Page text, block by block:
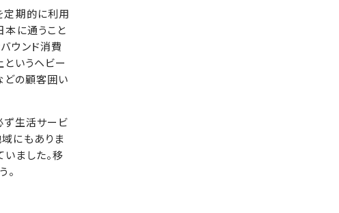
定期的に利用
に通うこと
ウンド消費
いうヘビー
どの顧客囲い
ず生活サービ
にもありま
ました。移
。